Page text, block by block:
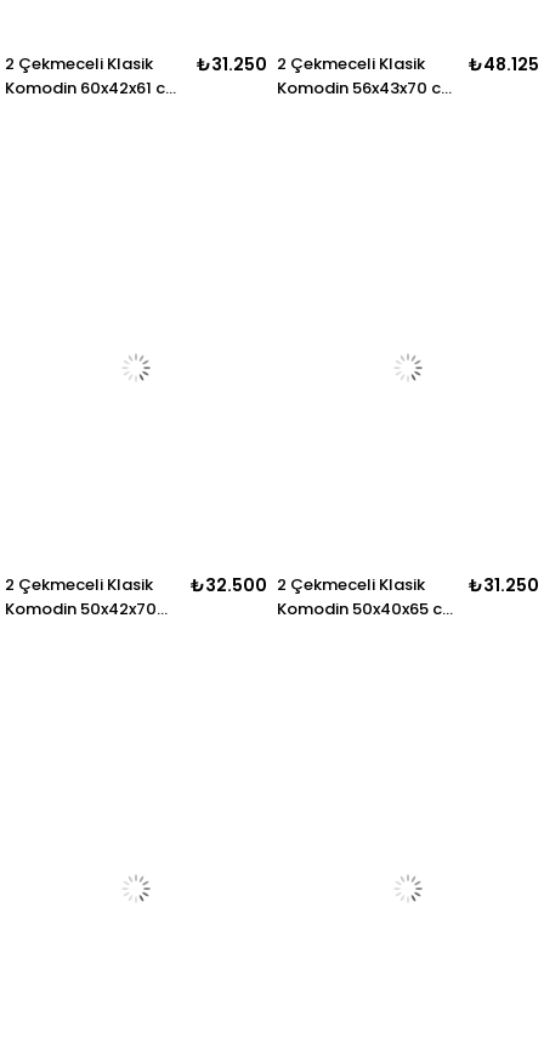
2 Çekmeceli Klasik
Komodin 60x42x61 cm
₺31.250 2 Çekmeceli Klasik
Komodin 56x43x70 cm
₺48.125
2 Çekmeceli Klasik
Komodin 50x42x70
₺32.500 2 Çekmeceli Klasik
Komodin 50x40x65 cm
₺31.250